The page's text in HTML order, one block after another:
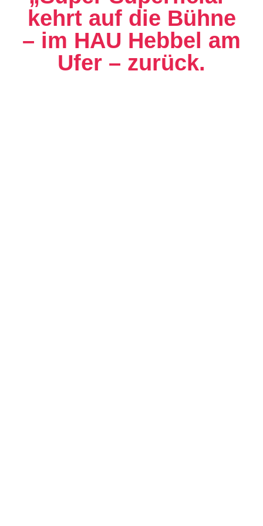
kehrt auf die Bühne
– im HAU Hebbel am
Ufer – zurück.